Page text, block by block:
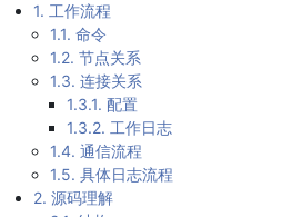
1. 工作流程
1.1. 命令
1.2. 节点关系
1.3. 连接关系
1.3.1. 配置
1.3.2. 工作日志
1.4. 通信流程
1.5. 具体日志流程
2. 源码理解